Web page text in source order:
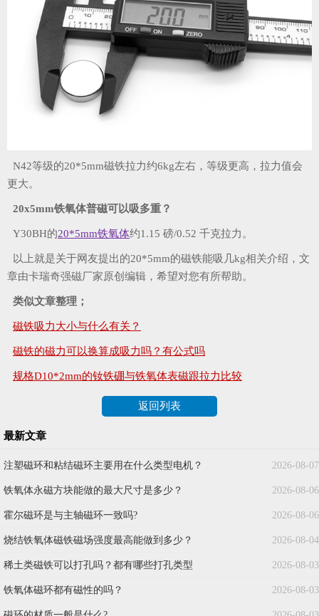
N42等级的20*5mm磁铁拉力约6kg左右，等级更高，拉力值会
更大。
20x5mm铁氧体普磁可以吸多重？
Y30BH的20*5mm铁氧体约1.15 磅/0.52 千克拉力。
以上就是关于网友提出的20*5mm的磁铁能吸几kg相关介绍，文
章由卡瑞奇强磁厂家原创编辑，希望对您有所帮助。
类似文章整理；
磁铁吸力大小与什么有关？
磁铁的磁力可以换算成吸力吗？有公式吗
规格D10*2mm的钕铁硼与铁氧体表磁跟拉力比较
返回列表
最新文章
2026-08-07
注塑磁环和粘结磁环主要用在什么类型电机？
2026-08-06
铁氧体永磁方块能做的最大尺寸是多少？
2026-08-06
霍尔磁环是与主轴磁环一致吗?
2026-08-04
烧结铁氧体磁铁磁场强度最高能做到多少？
2026-08-03
稀土类磁铁可以打孔吗？都有哪些打孔类型
2026-08-03
铁氧体磁环都有磁性的吗？